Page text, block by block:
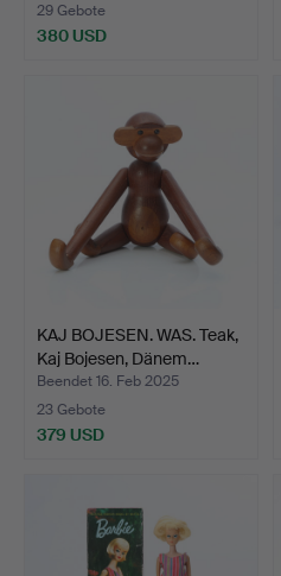
29 Gebote
380 USD
KAJ BOJESEN. WAS. Teak,
Kaj Bojesen, Dänem…
Beendet 16. Feb 2025
23 Gebote
379 USD